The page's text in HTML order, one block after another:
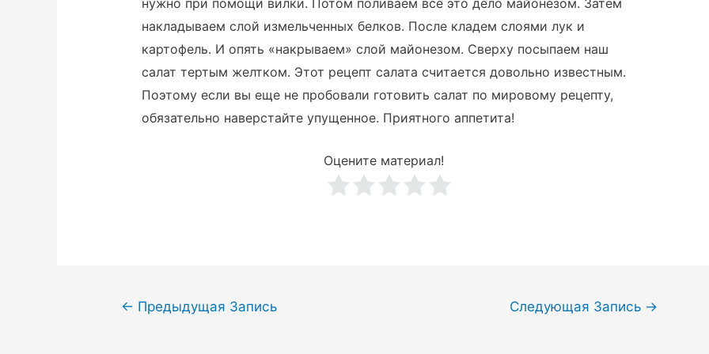
накладываем слой измельченных белков. После кладем слоями лук и
картофель. И опять «накрываем» слой майонезом. Сверху посыпаем наш
салат тертым желтком. Этот рецепт салата считается довольно известным.
Поэтому если вы еще не пробовали готовить салат по мировому рецепту,
обязательно наверстайте упущенное. Приятного аппетита!
Оцените материал!
Навигация
← Предыдущая Запись Следующая Запись →